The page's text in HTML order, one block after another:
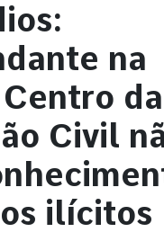
na
da
Civil
ilícitos